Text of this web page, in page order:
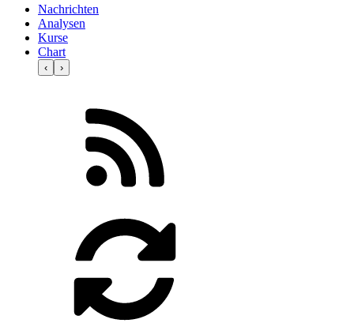
Nachrichten
Analysen
Kurse
Chart
‹ ›